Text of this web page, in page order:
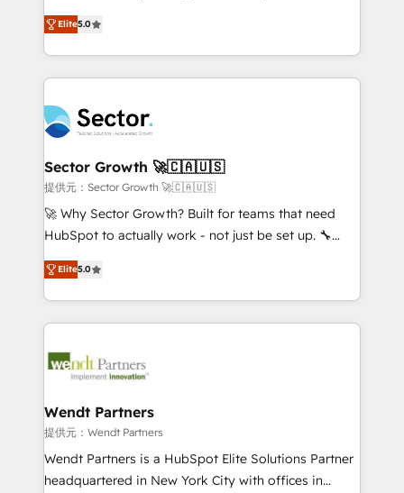
partner, we know how important user adoption is.
That's why we have developed a step-by-step
technology and people with each other. Together we
strive for optimal customer processes and
experiences. Systony – We believe you can grow!
one of HubSpot's most experienced and technically
capable Agency Partners globally. We specialise in
complex CRM migrations, implementations,
integrations, custom CMS portal development,
businesses. Our teams are based in North America
and APAC. We are HubSpot's top-ranked Advanced
Implementation Certified Partner and we contribute
to their advisory council. We strive to do 'good work
with good people' and have worked with incredible
brands. You can see some of them on our website,
Elite5.0
Sector Growth 🚀🇨🇦🇺🇸
提供元：Sector Growth 🚀🇨🇦🇺🇸
🚀 Why Sector Growth? Built for teams that need
HubSpot to actually work - not just be set up. 🔧
HubSpot Experts: Onboarding, migrations,
automation, and training built for adoption. ⚡ Highly
Technical Execution: ERP, EMR and Custom
Integrations; complex builds delivered in weeks, not
workflows; automation agents; process optimization
Healthcare: HIPAA implementations; secure data
workflows 💼 Financial Services: compliant
workflows; audit-ready reporting ⚖️ Legal: client
intake; pipeline and document workflows 🛒 E-
Elite5.0
Wendt Partners
提供元：Wendt Partners
Wendt Partners is a HubSpot Elite Solutions Partner
headquartered in New York City with offices in